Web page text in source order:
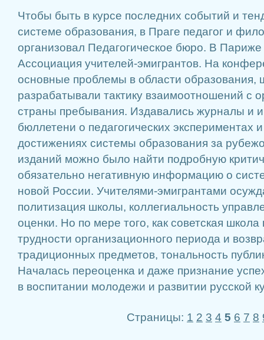
Чтобы быть в курсе последних событий и
системе образования, в Праге педагог и
организовал Педагогическое бюро. В
Ассоциация учителей-эмигрантов. На
основные проблемы в области
разрабатывали тактику взаимоотношений с
страны пребывания. Издавались журналы и
бюллетени о педагогических экспериментах
достижениях системы образования за
изданий можно было найти подробную
обязательно негативную информацию о
новой России. Учителями-эмигрантами
политизация школы, коллегиальность
оценки. Но по мере того, как советская
трудности организационного периода и
традиционных предметов, тональность
Началась переоценка и даже признание
в воспитании молодежи и развитии русской
Страницы: 1 2 3 4 5 6 7 8